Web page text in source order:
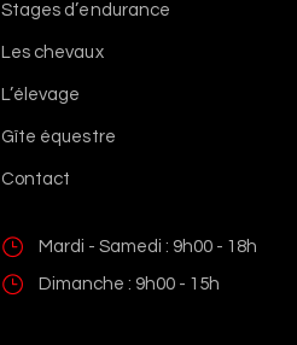
Stages d’endurance
Les chevaux
L’élevage
Gîte équestre
Contact
Mardi - Samedi : 9h00 - 18h
Dimanche : 9h00 - 15h